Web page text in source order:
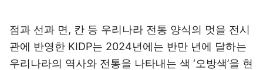
점과 선과 면, 칸 등 우리나라 전통 양식의 멋을 전시
관에 반영한 KIDP는 2024년에는 반만 년에 달하는
우리나라의 역사와 전통을 나타내는 색 ‘오방색’을 현